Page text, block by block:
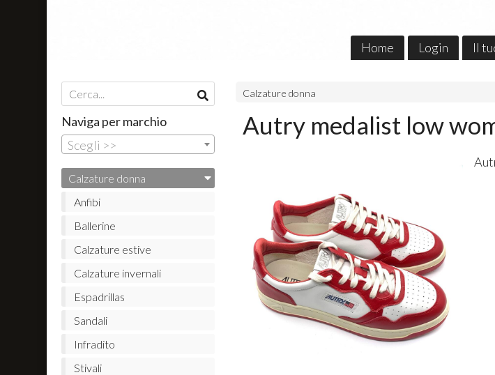
Home Login Il
Calzature donna
Autry medalist low
Naviga per marchio
Scegli >>
Calzature donna
Anfibi
Ballerine
Calzature estive
Calzature invernali
Espadrillas
Sandali
Infradito
Stivali